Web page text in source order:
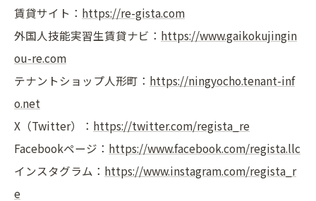
賃貸サイト： https://re-gista.com
外国人技能実習生賃貸ナビ： https://www.gaikokujingin
ou-re.com
テナントショップ人形町： https://ningyocho.tenant-inf
o.net
X（Twitter）： https://twitter.com/regista_re
Facebookページ： https://www.facebook.com/regista.llc
インスタグラム： https://www.instagram.com/regista_r
e